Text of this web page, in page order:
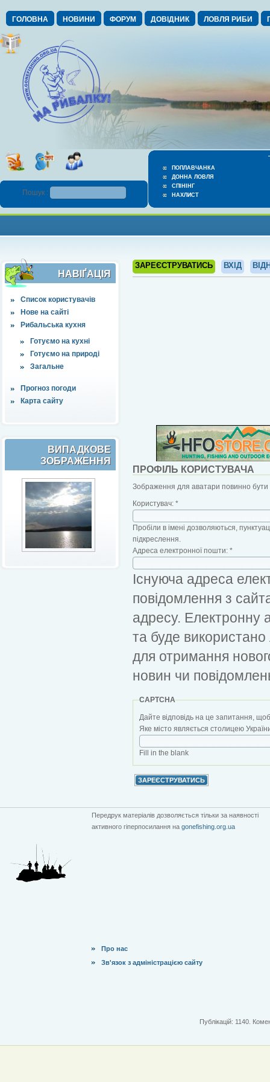
ГОЛОВНА НОВИНИ ФОРУМ ДОВІДНИК ЛОВЛЯ РИБИ
ПОПЛАВЧАНКА
ДОННА ЛОВЛЯ
СПІНІНГ
НАХЛИСТ
Пошук :
НАВІҐАЦІЯ
Список користувачів
Нове на сайті
Рибальська кухня
Готуємо на кухні
Готуємо на природі
Загальне
Прогноз погоди
Карта сайту
ВИПАДКОВЕ
ЗОБРАЖЕННЯ
ЗАРЕЄСТРУВАТИСЬ ВХІД
ПРОФІЛЬ КОРИСТУВАЧА
Зображення для аватари повинно бути
Користувач: *
Пробіли в імені дозволяються,
підкреслення.
Адреса електронної пошти: *
Існуюча адреса
повідомлення з
адресу. Електронну
та буде
для отримання
новин чи
CAPTCHA
Дайте відповідь на це запитання,
Яке місто являється столицею
Fill in the blank
Передрук матеріалів дозволяється тільки за наявності
активного гіперпосилання на gonefishing.org.ua
Про нас
Зв'язок з адміністрацією сайту
Публікацій: 1140.